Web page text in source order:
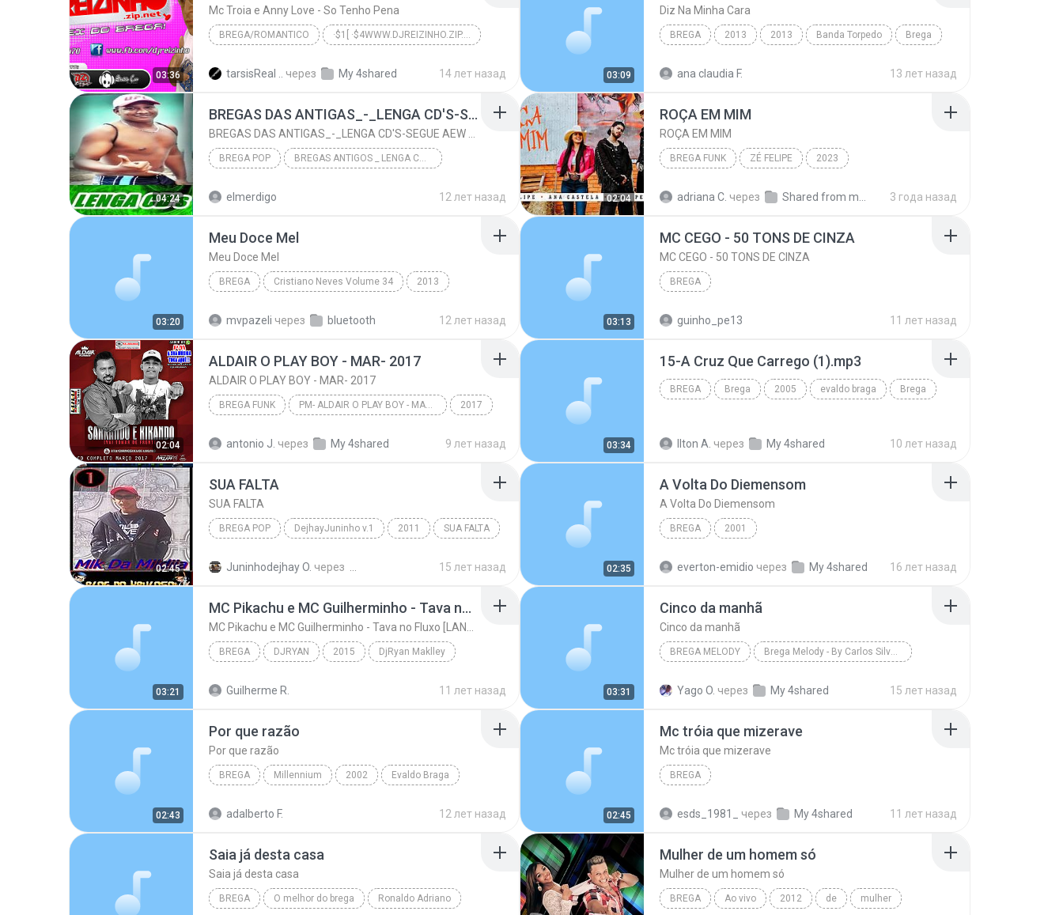
03:36
Mc Troia e Anny Love - So Tenho Pena
BREGA/ROMANTICO ·$1[ ·$4WWW.DJREIZINHO.ZIP.NET·$1 ] - O ·$4REI·$1 DO BREGA MANÉ 2012#
tarsisReal .. через My 4shared 14 лет назад 03:09
Diz Na Minha Cara
BREGA 2013 2013 Banda Torpedo Brega
ana claudia F. 13 лет назад
04:24
BREGAS DAS ANTIGAS_-_LENGA CD'S-SEGUE AEW @WALTEROZBOLADOS
BREGA POP BREGAS ANTIGOS _ LENGA CD's
elmerdigo 12 лет назад 02:04
ROÇA EM MIM
ROÇA EM MIM
BREGA FUNK ZÉ FELIPE 2023
adriana C. через 3 года назад
03:20
Meu Doce Mel
Meu Doce Mel
BREGA Cristiano Neves Volume 34 2013
mvpazeli через bluetooth 12 лет назад 03:13
MC CEGO - 50 TONS DE CINZA
MC CEGO - 50 TONS DE CINZA
BREGA
guinho_pe13 11 лет назад
02:04
ALDAIR O PLAY BOY - MAR- 2017
ALDAIR O PLAY BOY - MAR- 2017
BREGA FUNK PM- ALDAIR O PLAY BOY - MAR- 2017 2017
antonio J. через My 4shared 9 лет назад 03:34
15-A Cruz Que Carrego (1).mp3
BREGA Brega 2005 evaldo braga Brega
Ilton A. через My 4shared 10 лет назад
02:45
SUA FALTA
SUA FALTA
BREGA POP DejhayJuninho v.1 2011 SUA FALTA
Juninhodejhay O. через 15 лет назад 02:35
A Volta Do Diemensom
A Volta Do Diemensom
BREGA 2001
everton-emidio через My 4shared 16 лет назад
03:21
MC Pikachu e MC Guilherminho - Tava no Fluxo [LANÇAMENTO 2015]
BREGA DJRYAN 2015 DjRyan Maklley
Guilherme R. 11 лет назад 03:31
Cinco da manhã
Cinco da manhã
BREGA MELODY Brega Melody - By Carlos Silva - Forró das Antigas
Yago O. через My 4shared 15 лет назад
02:43
Por que razão
Por que razão
BREGA Millennium 2002 Evaldo Braga
adalberto F. 12 лет назад 02:45
Mc tróia que mizerave
Mc tróia que mizerave
BREGA
esds_1981_ через My 4shared 11 лет назад
Saia já desta casa
Saia já desta casa
BREGA O melhor do brega Ronaldo Adriano
Mulher de um homem só
Mulher de um homem só
BREGA Ao vivo 2012 de mulher